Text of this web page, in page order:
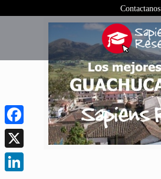
Contactanos
Facebook
X